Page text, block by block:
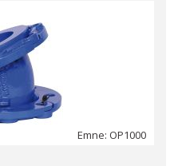
Emne: OP1000